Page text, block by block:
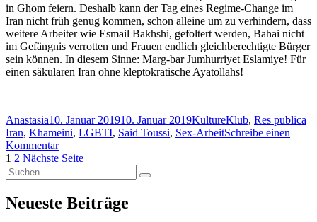
in Ghom feiern. Deshalb kann der Tag eines Regime-Change im
Iran nicht früh genug kommen, schon alleine um zu verhindern, dass
weitere Arbeiter wie Esmail Bakhshi, gefoltert werden, Bahai nicht
im Gefängnis verrotten und Frauen endlich gleichberechtigte Bürger
sein können. In diesem Sinne: Marg-bar Jumhurriyet Eslamiye! Für
einen säkularen Iran ohne kleptokratische Ayatollahs!
Autor
AnastasiaVeröffentlicht
am
10. Januar 201910. Januar 2019Kategorien
KultureKlub, Res publica
Iran, Khameini, LGBTI, Said Toussi, Sex-ArbeitSchreibe einen
Kommentarzu
Khameini
die
LGBTI-
Gemeinschaft
Seitennummerierung
der
Beiträge
Seite
1 Seite
2 Nächste Seite
Suchen
nach:
Suchen
Neueste Beiträge